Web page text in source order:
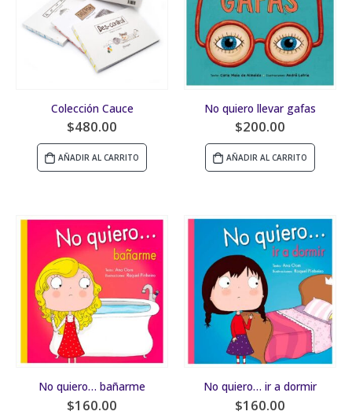
Colección Cauce
$480.00
AÑADIR AL CARRITO
No quiero llevar gafas
$200.00
AÑADIR AL CARRITO
No quiero… bañarme
$160.00
No quiero… ir a dormir
$160.00